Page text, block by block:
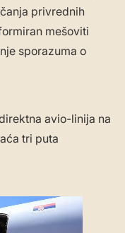
privrednih
mešoviti
sporazuma o
avio-linija na
tri puta